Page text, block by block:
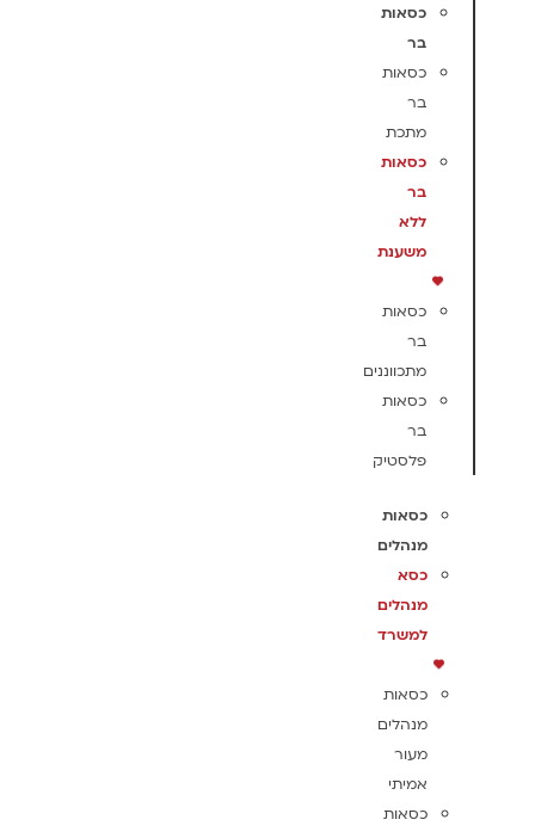
כסאות
בר
כסאות
בר
מתכת
כסאות
בר
ללא
משענת
כסאות
בר
מתכווננים
כסאות
בר
פלסטיק
כסאות
מנהלים
כסא
מנהלים
למשרד
כסאות
מנהלים
מעור
אמיתי
כסאות